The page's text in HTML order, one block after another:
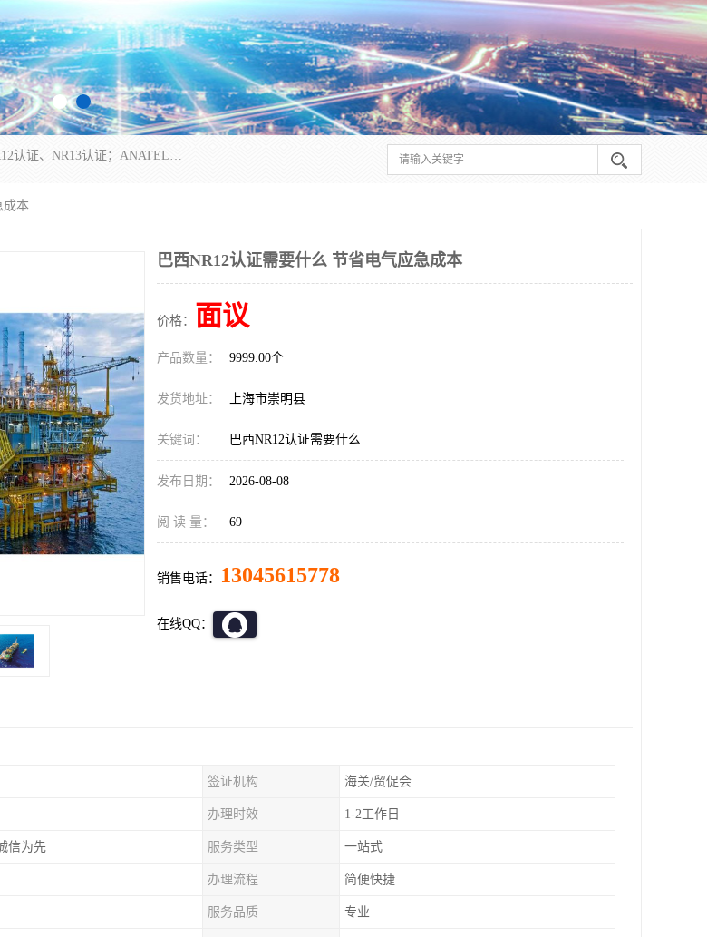
*是一家的测试、评估、检查与认机构，主要从事巴西NR10认证、NR12认证、NR13认证；ANATEL认证、INMTRO认证，欧盟CE认证：MD认证，PED认证，MID认证，ATEX认证，德国蓝色天使认证。
成本
巴西NR12认证需要什么 节省电气应急成本
价格： 面议
产品数量： 9999.00个
发货地址： 上海市崇明县
关键词： 巴西NR12认证需要什么
发布日期： 2026-08-08
阅 读 量： 69
销售电话： 13045615778
在线QQ：
签证机构 海关/贸促会
办理时效 1-2工作日
信为先 服务类型 一站式
办理流程 简便快捷
服务品质 专业